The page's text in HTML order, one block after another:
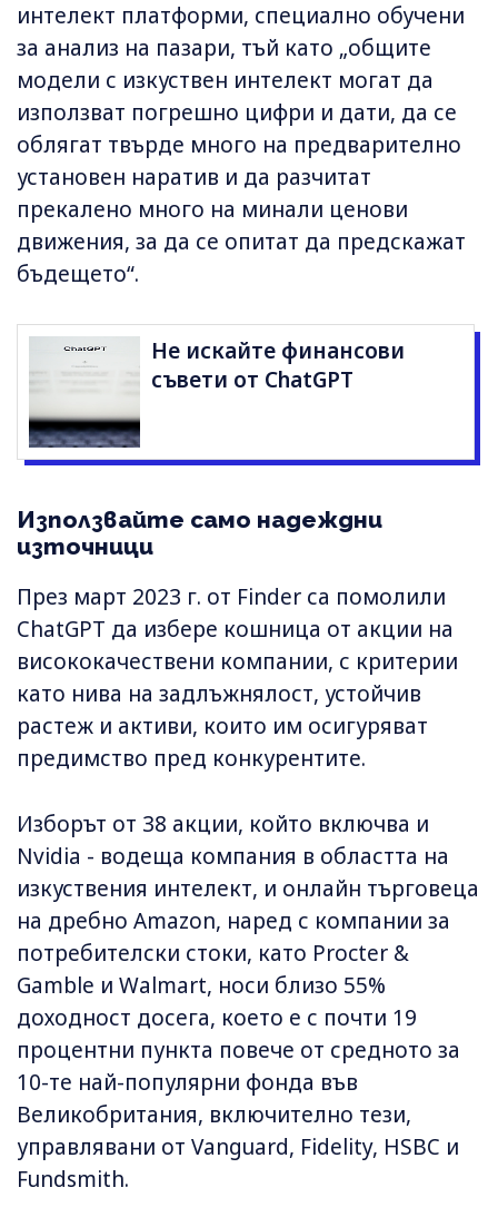
интелект платформи, специално обучени
за анализ на пазари, тъй като „общите
модели с изкуствен интелект могат да
използват погрешно цифри и дати, да се
облягат твърде много на предварително
установен наратив и да разчитат
прекалено много на минали ценови
движения, за да се опитат да предскажат
бъдещето“.
Не искайте финансови
съвети от ChatGPT
Използвайте само надеждни
източници
През март 2023 г. от Finder са помолили
ChatGPT да избере кошница от акции на
висококачествени компании, с критерии
като нива на задлъжнялост, устойчив
растеж и активи, които им осигуряват
предимство пред конкурентите.
Изборът от 38 акции, който включва и
Nvidia - водеща компания в областта на
изкуствения интелект, и онлайн търговеца
на дребно Amazon, наред с компании за
потребителски стоки, като Procter &
Gamble и Walmart, носи близо 55%
доходност досега, което е с почти 19
процентни пункта повече от средното за
10-те най-популярни фонда във
Великобритания, включително тези,
управлявани от Vanguard, Fidelity, HSBC и
Fundsmith.